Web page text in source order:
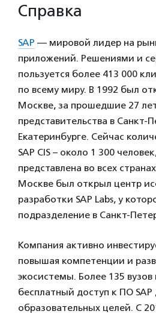
Справка
SAP — мировой лидер на
приложений. Решениями и
пользуется более 413 000
по всему миру. В 1992 был
Москве, за прошедшие 27
представительства в Санкт-
Екатеринбурге. Сейчас
SAP CIS – около 1 300
представлена во всех
Москве был открыл центр
разработки SAP Labs, у
подразделение в Санкт-
Компания активно
повышая компетенции и
экосистемы. Более 135
бесплатный доступ к ПО
образовательных целей. С